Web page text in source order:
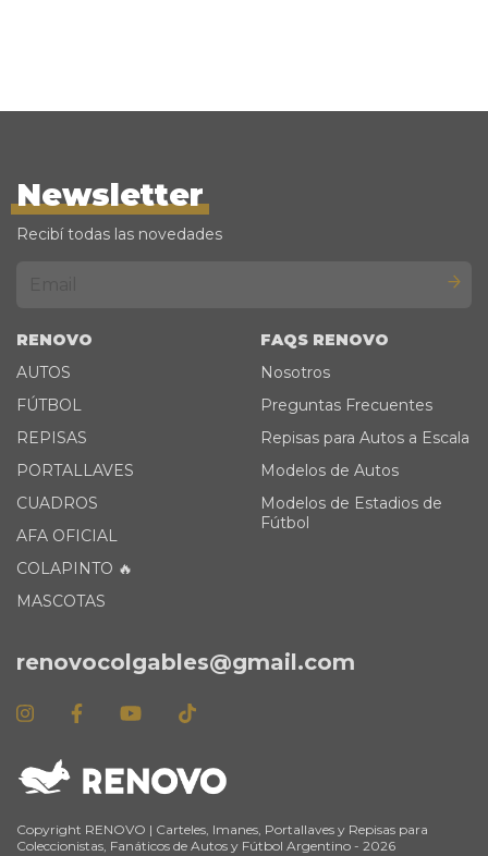
Newsletter
Recibí todas las novedades
RENOVO
AUTOS
FÚTBOL
REPISAS
PORTALLAVES
CUADROS
AFA OFICIAL
COLAPINTO 🔥
MASCOTAS
FAQS RENOVO
Nosotros
Preguntas Frecuentes
Repisas para Autos a Escala
Modelos de Autos
Modelos de Estadios de
Fútbol
renovocolgables@gmail.com
Copyright RENOVO | Carteles, Imanes, Portallaves y Repisas para
Coleccionistas, Fanáticos de Autos y Fútbol Argentino - 2026